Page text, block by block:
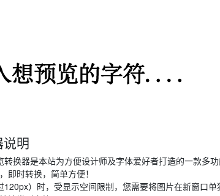
明
转换器是本站为方便设计师及字体爱好者打造的一款多
即时转换，简单方便！
）时，受显示空间限制，您需要将图片在新窗口